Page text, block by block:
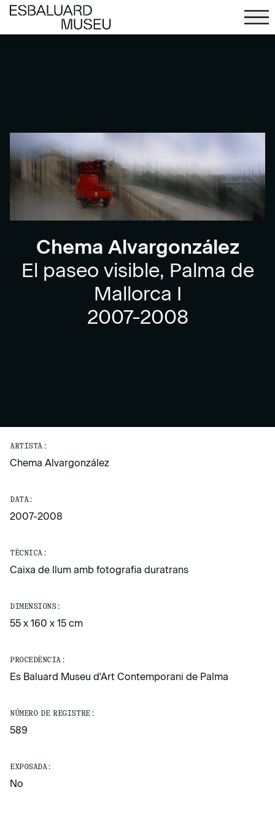
Chema Alvargonzález
El paseo visible, Palma de
Mallorca I
2007-2008
ARTISTA:
Chema Alvargonzález
DATA:
2007-2008
TÈCNICA:
Caixa de llum amb fotografia duratrans
DIMENSIONS:
55 x 160 x 15 cm
PROCEDÈNCIA:
Es Baluard Museu d'Art Contemporani de Palma
NÚMERO DE REGISTRE:
589
EXPOSADA:
No